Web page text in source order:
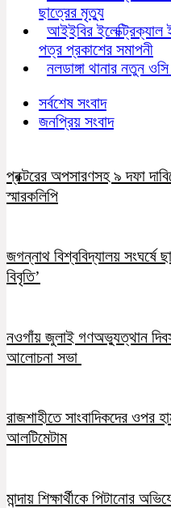
ছাত্রের মৃত্যু
আইইবির ইলেক্ট্রিক্যাল
পত্র প্রকাশের সমাপনী
নলডাঙ্গা থানার নতুন
সর্বশেষ সংবাদ
জনপ্রিয় সংবাদ
প্রক্টরের অপসারণসহ ৯ দফা
স্মারকলিপি
জগন্নাথ বিশ্ববিদ্যালয় সংঘর্ষে
বিবৃতি’
নওগাঁয় জুলাই গণঅভ্যুত্থান
আলোচনা সভা
রাজশাহীতে সাংবাদিকদের ওপর
আলটিমেটাম
মান্দায় শিক্ষার্থীকে পিটানোর